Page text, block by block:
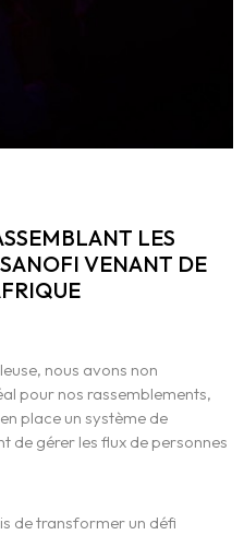
LES
VENANT DE
nous avons non
pour nos rassemblements,
place un système de
gérer les flux de personnes
de transformer un défi